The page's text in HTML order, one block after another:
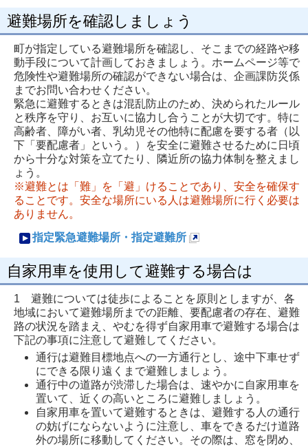
ペ
ー
ジ
で
開
き
ま
す
規
ペ
ー
ジ
で
開
き
避難場所を確認しましょう
町が指定している避難場所を確認し、そこまでの経路や移
動手段について計画しておきましょう。ホームページ等で
危険性や避難場所の確認ができない場合は、企画課防災係
までお問い合わせください。
緊急に避難するときは混乱防止のため、決められたルール
と秩序を守り、お互いに協力し合うことが大切です。特に
高齢者、障がい者、乳幼児その他特に配慮を要する者（以
下「要配慮者」という。）を安全に避難させるために日頃
から十分な対策を立てたり、隣近所の協力体制を整えまし
ょう。
※避難とは「難」を「避」けることであり、安全を確保す
ることです。安全な場所にいる人は避難場所に行く必要は
ありません。
指定緊急避難場所・指定避難所
規
ペ
ー
ジ
で
開
き
ま
す
自家用車を使用して避難する場合は
1 避難については徒歩によることを原則としますが、各
地域において避難場所までの距離、要配慮者の存在、避難
路の状況を踏まえ、やむを得ず自家用車で避難する場合は
下記の事項に注意して避難してください。
通行は避難目標地点への一方通行とし、途中下車せず
にできる限り遠くまで避難しましょう。
通行中の道路が渋滞した場合は、速やかに自家用車を
置いて、近くの高いところに避難しましょう。
自家用車を置いて避難するときは、避難する人の通行
の妨げにならないように注意し、車をできるだけ道路
外の場所に移動してください。その際は、窓を閉め、